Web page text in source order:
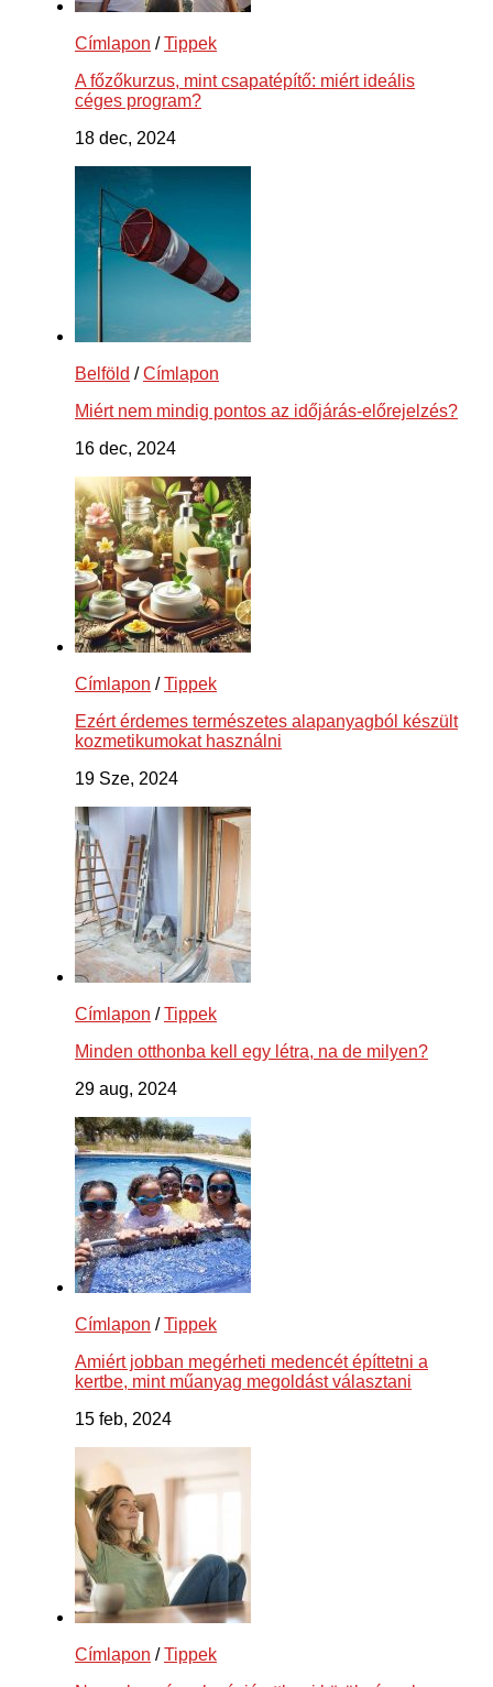
Címlapon /Tippek
A főzőkurzus, mint csapatépítő: miért ideális
céges program?
18 dec, 2024
Belföld /Címlapon
Miért nem mindig pontos az időjárás-előrejelzés?
16 dec, 2024
Címlapon /Tippek
Ezért érdemes természetes alapanyagból készült
kozmetikumokat használni
19 Sze, 2024
Címlapon /Tippek
Minden otthonba kell egy létra, na de milyen?
29 aug, 2024
Címlapon /Tippek
Amiért jobban megérheti medencét építtetni a
kertbe, mint műanyag megoldást választani
15 feb, 2024
Címlapon /Tippek